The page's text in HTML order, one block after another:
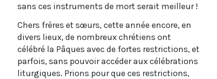
sans ces instruments de mort serait meilleur !
Chers frères et sœurs, cette année encore, en
divers lieux, de nombreux chrétiens ont
célébré la Pâques avec de fortes restrictions, et
parfois, sans pouvoir accéder aux célébrations
liturgiques. Prions pour que ces restrictions,